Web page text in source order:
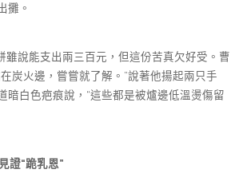
攤。
雖說能支出兩三百元，但這份苦真欠好受。曹
炭火邊，嘗嘗就了解。”說著他揚起兩只手
暗白色疤痕說，“這些都是被爐邊低溫燙傷留
證“跪乳恩”